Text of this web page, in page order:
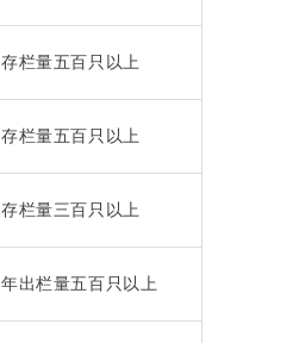
存栏量五百只以上
存栏量五百只以上
存栏量三百只以上
年出栏量五百只以上